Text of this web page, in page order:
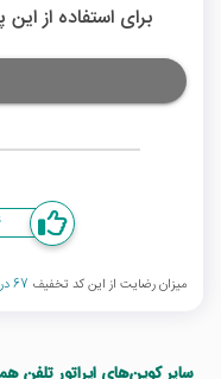
برای استفاده از
میزان رضایت از این کد تخفیف 67 درصد